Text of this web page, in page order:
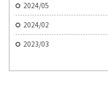
2024/05
2024/02
2023/03